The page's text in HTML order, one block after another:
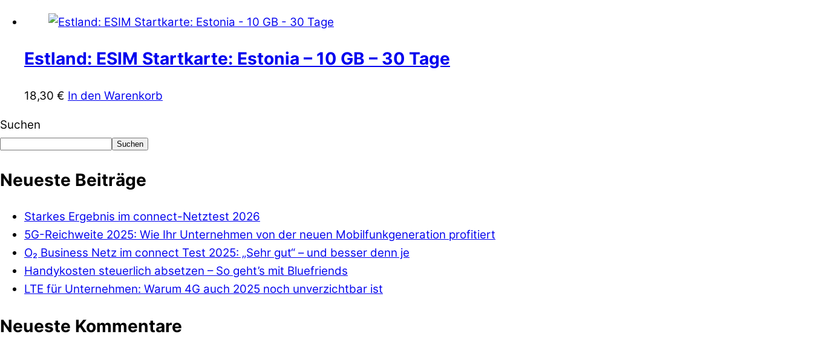
Estland: ESIM Startkarte: Estonia – 10 GB – 30 Tage
18,30 € In den Warenkorb
Suchen
Suchen
Neueste Beiträge
Starkes Ergebnis im connect-Netztest 2026
5G-Reichweite 2025: Wie Ihr Unternehmen von der neuen Mobilfunkgeneration profitiert
O₂ Business Netz im connect Test 2025: „Sehr gut“ – und besser denn je
Handykosten steuerlich absetzen – So geht’s mit Bluefriends
LTE für Unternehmen: Warum 4G auch 2025 noch unverzichtbar ist
Neueste Kommentare